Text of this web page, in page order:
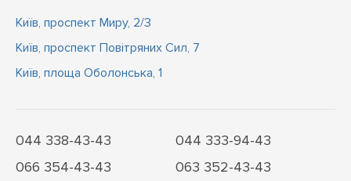
Київ, проспект Миру, 2/3
Київ, проспект Повітряних Сил, 7
Київ, площа Оболонська, 1
044 338-43-43
044 333-94-43
066 354-43-43
063 352-43-43